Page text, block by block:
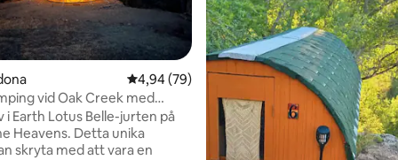
betyg, 50 omdömen4,94 av 5 i genomsnittligt betyg, 79
4,94 (79)
vid Oak Creek med
i Earth Lotus Belle-jurten på
Heavens. Detta unika
skryta med att vara en